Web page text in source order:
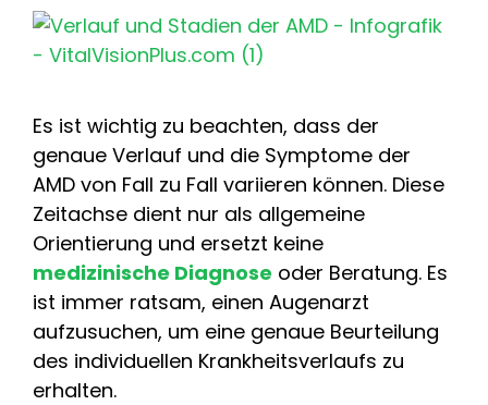
Es ist wichtig zu beachten, dass der
genaue Verlauf und die Symptome der
AMD von Fall zu Fall variieren können. Diese
Zeitachse dient nur als allgemeine
Orientierung und ersetzt keine
medizinische Diagnose oder Beratung. Es
ist immer ratsam, einen Augenarzt
aufzusuchen, um eine genaue Beurteilung
des individuellen Krankheitsverlaufs zu
erhalten.